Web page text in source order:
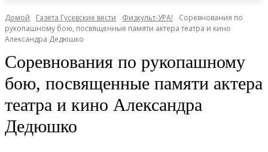
Домой Газета Гусевские вести Физкульт-УРА!
Соревнования по
рукопашному бою, посвященные памяти актера театра и кино
Александра Дедюшко
Соревнования по рукопашному
бою, посвященные памяти актера
театра и кино Александра
Дедюшко